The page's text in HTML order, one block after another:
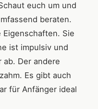
euch um und
beraten.
Sie
ist impulsiv und
Der andere
Es gibt auch
für Anfänger ideal